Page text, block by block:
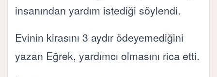
insanından yardım istediği söylendi.
Evinin kirasını 3 aydır ödeyemediğini
yazan Eğrek, yardımcı olmasını rica etti.